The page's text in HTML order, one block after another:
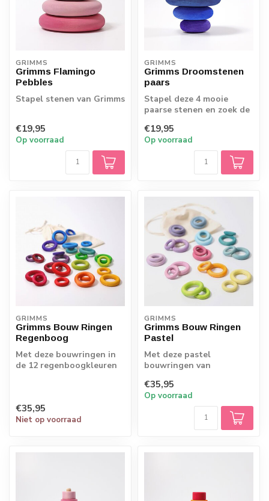
GRIMMS
Grimms Flamingo
Pebbles
Stapel stenen van Grimms
€19,95
Op voorraad
GRIMMS
Grimms Droomstenen
paars
Stapel deze 4 mooie
paarse stenen en zoek de
zijn mooi ...
€19,95
Op voorraad
GRIMMS
Grimms Bouw Ringen
Regenboog
Met deze bouwringen in
de 12 regenboogkleuren
€35,95
Niet op voorraad
GRIMMS
Grimms Bouw Ringen
Pastel
Met deze pastel
bouwringen van
de kleine en grote
massie...
€35,95
Op voorraad